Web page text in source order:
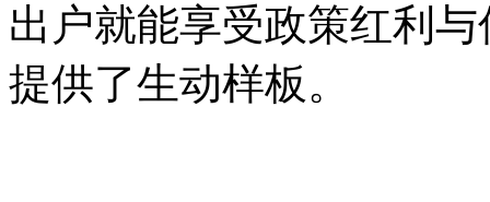
出户就能享受政策红利
提供了生动样板。